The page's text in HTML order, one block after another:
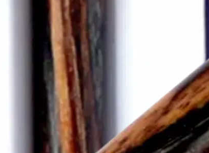
yhdistettävä kaapeliin